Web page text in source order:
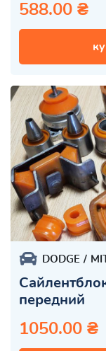
588.00 ₴
DODGE
передний
1050.00 ₴